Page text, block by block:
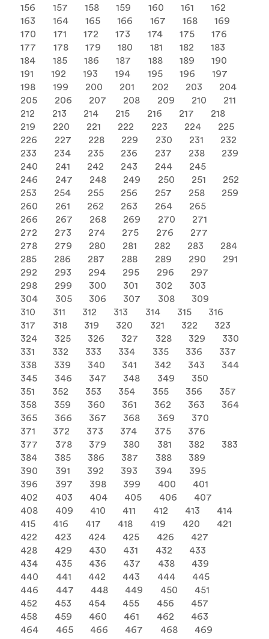
156
157 158 159 160 161
162
163
164 165 166 167 168
169
170
171 172 173 174 175
176
177
178 179 180 181 182
183
184
185 186 187 188 189
190
191
192 193 194 195 196
197
198
199 200 201 202 203
204
205
206 207 208 209 210
211
212
213 214 215 216 217
218
219
220 221 222 223 224
225
226
227 228 229 230 231
232
233
234 235 236 237 238
239
240
241 242 243 244
245
246
247 248 249 250 251
252
253
254 255 256 257 258
259
260
261 262 263 264
265
266
267 268 269 270
271
272
273 274 275 276
277
278
279 280 281 282 283
284
285
286 287 288 289 290
291
292
293 294 295 296
297
298
299 300 301 302
303
304
305 306 307 308
309
310
311 312 313 314 315
316
317
318 319 320 321 322
323
324
325 326 327 328 329
330
331
332 333 334 335 336
337
338
339 340 341 342 343
344
345
346 347 348 349
350
351
352 353 354 355 356
357
358
359 360 361 362 363
364
365
366 367 368 369
370
371
372 373 374 375
376
377
378 379 380 381 382
383
384
385 386 387 388
389
390
391 392 393 394
395
396
397 398 399 400
401
402
403 404 405 406
407
408
409 410 411 412 413
414
415
416 417 418 419 420
421
422
423 424 425 426
427
428
429 430 431 432
433
434
435 436 437 438
439
440
441 442 443 444
445
446
447 448 449 450
451
452
453 454 455 456
457
458
459 460 461 462
463
464
465 466 467 468
469